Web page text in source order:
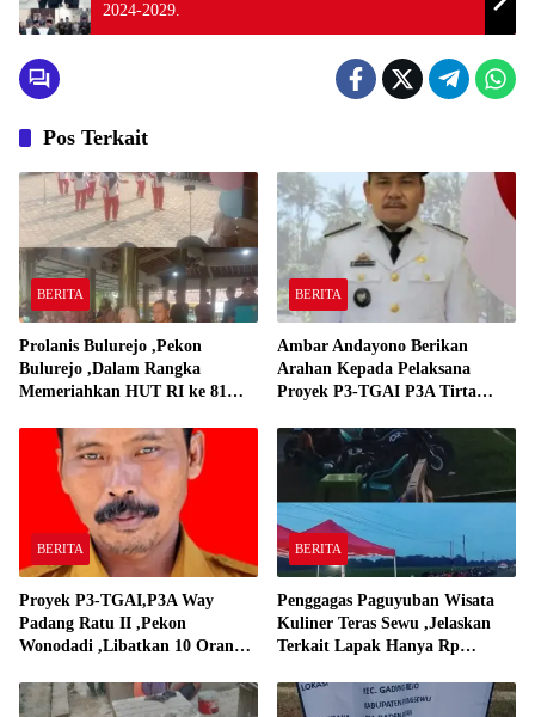
2024-2029.
Pos Terkait
BERITA
Prolanis Bulurejo ,Pekon
Bulurejo ,Dalam Rangka
Memeriahkan HUT RI ke 81
BERITA
Ambar Andayono Berikan
Arahan Kepada Pelaksana
Proyek P3-TGAI P3A Tirta
BERITA
Proyek P3-TGAI,P3A Way
Padang Ratu II ,Pekon
Wonodadi ,Libatkan 10 Orang
Padang Ratu
BERITA
Penggagas Paguyuban Wisata
Kuliner Teras Sewu ,Jelaskan
Terkait Lapak Hanya Rp